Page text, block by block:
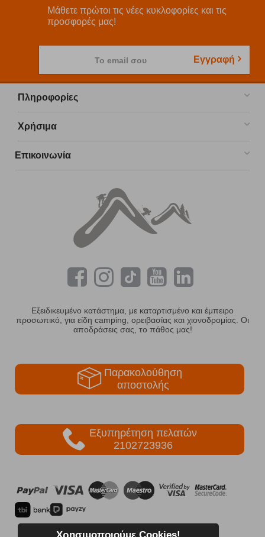
Μάθετε πρώτοι τις νέες κυκλοφορίες και τις
προσφορές μας!
Το email σου Εγγραφή
Πληροφορίες
Χρήσιμα
Επικοινωνία
Εξειδικευμένο κατάστημα, με καταρτισμένο και έμπειρο
προσωπικό, για είδη camping, ορειβασίας και χιονοδρομίας. Οι
αποδράσεις σας, το πάθος μας!
Παρακολούθηση
αποστολής
Εξυπηρέτηση πελατών
2102723936